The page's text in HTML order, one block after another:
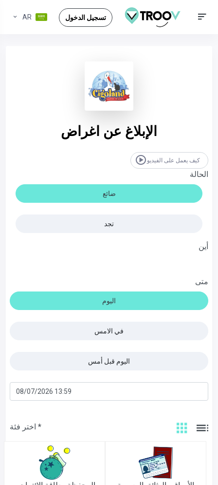
تسجيل الدخول AR
الإبلاغ عن اغراض
كيف يعمل على الفيديو
الحالة
ضائع
تجد
أين
متى
اليوم
في الامس
اليوم قبل أمس
اختر فئة *